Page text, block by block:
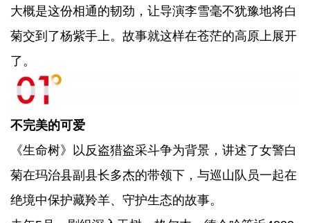
大概是这份相通的韧劲，让导演李雪毫不犹豫地将白
菊交到了杨紫手上。故事就这样在苍茫的高原上展开
了。
不完美的可爱
《生命树》以反盗猎盗采斗争为背景，讲述了女警白
菊在玛治县副县长多杰的带领下，与巡山队员一起在
绝境中保护藏羚羊、守护生态的故事。